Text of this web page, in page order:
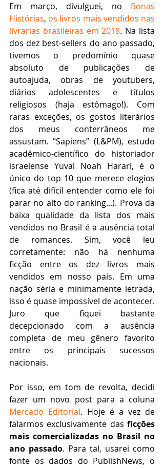
Em março, divulguei, no Bonas
Histórias, os livros mais vendidos nas
livrarias brasileiras em 2018. Na lista
dos dez best-sellers do ano passado,
tivemos o predomínio quase
absoluto de publicações de
autoajuda, obras de youtubers,
diários adolescentes e títulos
religiosos (haja estômago!). Com
raras exceções, os gostos literários
dos meus conterrâneos me
assustam. “Sapiens” (L&PM), estudo
acadêmico-científico do historiador
israelense Yuval Noah Harari, é o
único do top 10 que merece elogios
(fica até difícil entender como ele foi
parar no alto do ranking...). Prova da
baixa qualidade da lista dos mais
vendidos no Brasil é a ausência total
de romances. Sim, você leu
corretamente: não há nenhuma
ficção entre os dez livros mais
vendidos em nosso país. Em uma
nação séria e minimamente letrada,
isso é quase impossível de acontecer.
Juro que fiquei bastante
decepcionado com a ausência
completa de meu gênero favorito
entre os principais sucessos
nacionais.
Por isso, em tom de revolta, decidi
Mercado Editorial. Hoje é a vez de
falarmos exclusivamente das ficções
mais comercializadas no Brasil no
ano passado. Para tal, usarei como
fonte os dados do PublishNews, o